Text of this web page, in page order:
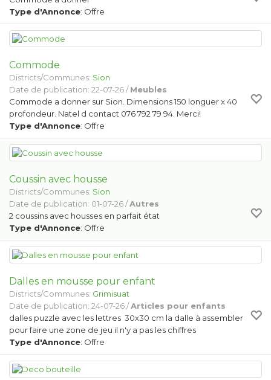
Type d'Annonce: Offre
Commode
Districts/Communes: Sion
Date de publication: 22-07-26 /Meubles
Commode a donner sur Sion. Dimensions 150 longuer x 40
profondeur. Natel d contact 076 792 79 94. Merci!
Type d'Annonce: Offre
Coussin avec housse
Districts/Communes: Sion
Date de publication: 01-07-26 /Autres
2 coussins avec housses en parfait état
Type d'Annonce: Offre
Dalles en mousse pour enfant
Districts/Communes: Grimisuat
Date de publication: 24-07-26 /Articles pour enfants
dalles puzzle avec les lettres 30x30 cm la dalle à assembler
pour faire une zone de jeu il n'y a pas les chiffres
Type d'Annonce: Offre